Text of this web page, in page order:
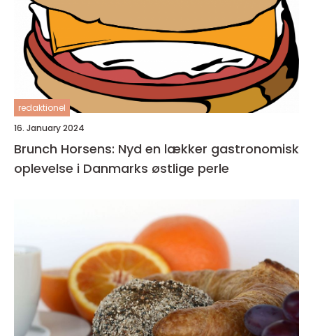
redaktionel
16. January 2024
Brunch Horsens: Nyd en lækker gastronomisk
oplevelse i Danmarks østlige perle